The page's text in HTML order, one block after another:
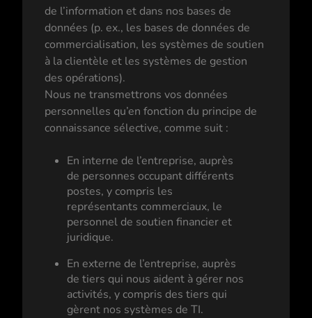
de l’information et dans nos bases de
données (p. ex., les bases de données de
commercialisation, les systèmes de soutien
à la clientèle et les systèmes de gestion
des opérations).
Nous ne transmettrons vos données
personnelles qu’en fonction du principe de
connaissance sélective, comme suit :
En interne de l’entreprise, auprès
de personnes occupant différents
postes, y compris les
représentants commerciaux, le
personnel de soutien financier et
juridique.
En externe de l’entreprise, auprès
de tiers qui nous aident à gérer nos
activités, y compris des tiers qui
gèrent nos systèmes de TI.